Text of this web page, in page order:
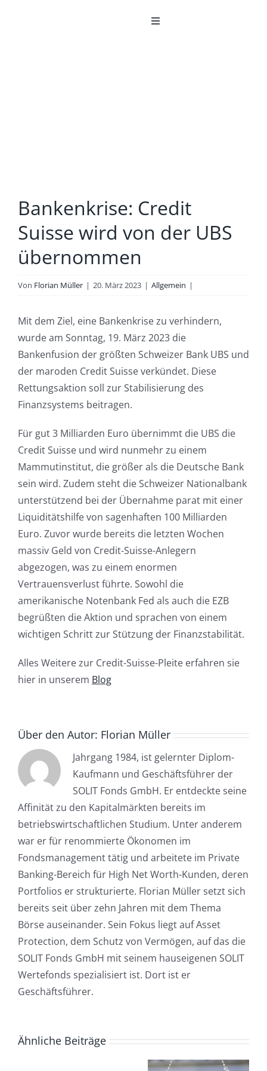
Toggle
Bankenkrise: Credit
Suisse wird von der UBS
übernommen
Von Florian Müller | 20. März 2023 | Allgemein |
Mit dem Ziel, eine Bankenkrise zu verhindern,
wurde am Sonntag, 19. März 2023 die
Bankenfusion der größten Schweizer Bank UBS und
der maroden Credit Suisse verkündet. Diese
Rettungsaktion soll zur Stabilisierung des
Finanzsystems beitragen.
Für gut 3 Milliarden Euro übernimmt die UBS die
Credit Suisse und wird nunmehr zu einem
Mammutinstitut, die größer als die Deutsche Bank
sein wird. Zudem steht die Schweizer Nationalbank
unterstützend bei der Übernahme parat mit einer
Liquiditätshilfe von sagenhaften 100 Milliarden
Euro. Zuvor wurde bereits die letzten Wochen
massiv Geld von Credit-Suisse-Anlegern
abgezogen, was zu einem enormen
Vertrauensverlust führte. Sowohl die
amerikanische Notenbank Fed als auch die EZB
begrüßten die Aktion und sprachen von einem
wichtigen Schritt zur Stützung der Finanzstabilität.
Alles Weitere zur Credit-Suisse-Pleite erfahren sie
hier in unserem Blog
Über den Autor: Florian Müller
Jahrgang 1984, ist gelernter Diplom-
Kaufmann und Geschäftsführer der
SOLIT Fonds GmbH. Er entdeckte seine
Affinität zu den Kapitalmärkten bereits im
betriebswirtschaftlichen Studium. Unter anderem
war er für renommierte Ökonomen im
Fondsmanagement tätig und arbeitete im Private
Banking-Bereich für High Net Worth-Kunden, deren
Portfolios er strukturierte. Florian Müller setzt sich
bereits seit über zehn Jahren mit dem Thema
Börse auseinander. Sein Fokus liegt auf Asset
Protection, dem Schutz von Vermögen, auf das die
SOLIT Fonds GmbH mit seinem hauseigenen SOLIT
Wertefonds spezialisiert ist. Dort ist er
Geschäftsführer.
Ähnliche Beiträge